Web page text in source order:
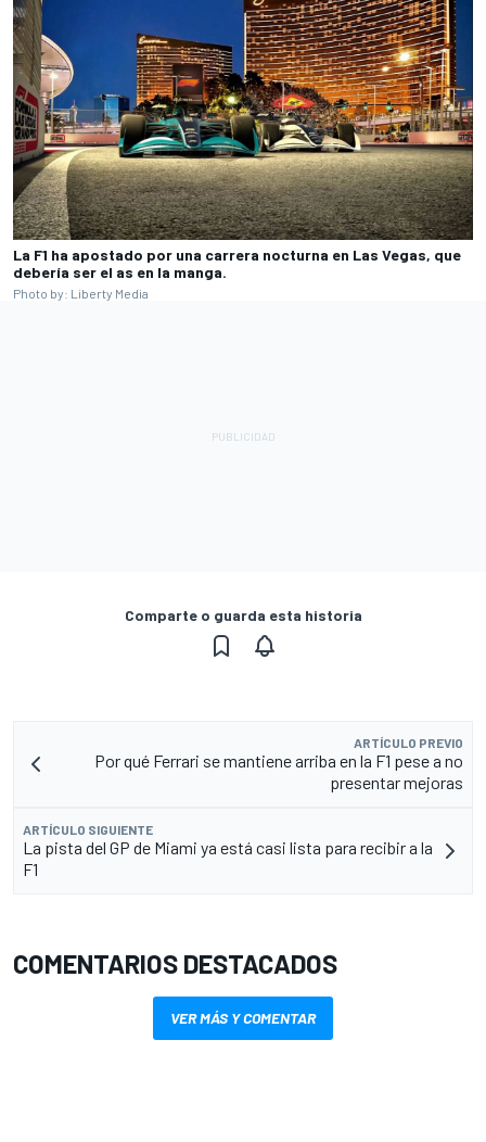
La F1 ha apostado por una carrera nocturna en Las Vegas, que
debería ser el as en la manga.
Photo by: Liberty Media
Comparte o guarda esta historia
ARTÍCULO PREVIO
Por qué Ferrari se mantiene arriba en la F1 pese a no
presentar mejoras
ARTÍCULO SIGUIENTE
La pista del GP de Miami ya está casi lista para recibir a la
F1
COMENTARIOS DESTACADOS
VER MÁS Y COMENTAR